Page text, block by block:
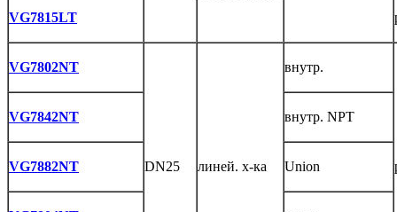
VG7815LT
VG7802NT
DN25 линей. х-ка
внутр.
VG7842NT внутр. NPT
VG7882NT Union